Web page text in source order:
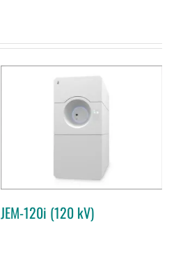
JEM-120i (120 kV)